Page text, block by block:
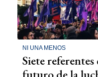
NI UNA MENOS
Siete